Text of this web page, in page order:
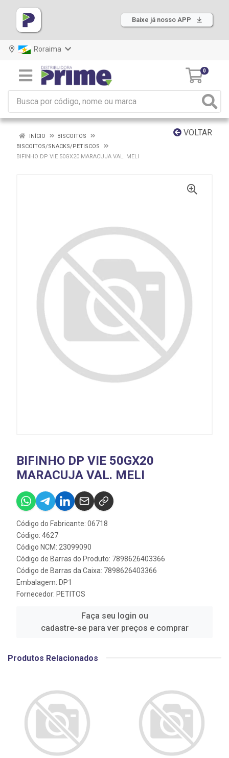
Baixe já nosso APP
Roraima
0
VOLTAR
INÍCIO
BISCOITOS
BISCOITOS/SNACKS/PETISCOS
BIFINHO DP VIE 50GX20 MARACUJA VAL. MELI
BIFINHO DP VIE 50GX20
MARACUJA VAL. MELI
Código do Fabricante: 06718
Código: 4627
Código NCM: 23099090
Código de Barras do Produto: 7898626403366
Código de Barras da Caixa: 7898626403366
Embalagem: DP1
Fornecedor: PETITOS
Faça seu login ou
cadastre-se para ver preços e comprar
Produtos Relacionados